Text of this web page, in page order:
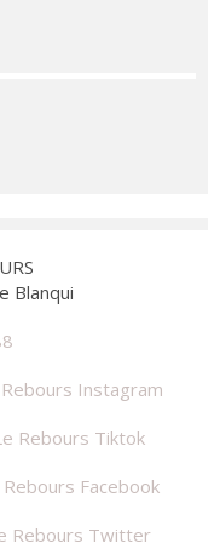
Blanqui
Instagram
Rebours Tiktok
Facebook
Rebours Twitter